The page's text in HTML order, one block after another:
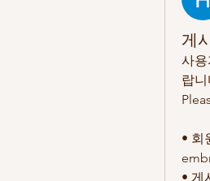
게
사
랍니
• 회
• 게